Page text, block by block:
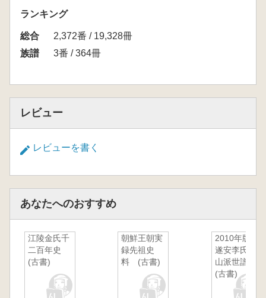
ランキング
総合
2,372番 / 19,328冊
族譜
3番 / 364冊
レビュー
レビューを書く
あなたへのおすすめ
江陵金氏千
二百年史
(古書)
朝鮮王朝実
録先祖史
料 (古書)
2010年版
遂安李氏雲
山派世譜
(古書)